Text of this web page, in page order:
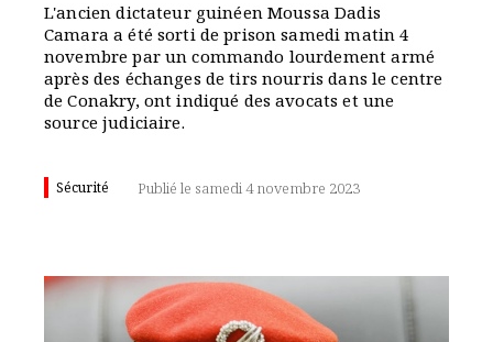
L'ancien dictateur guinéen Moussa Dadis
Camara a été sorti de prison samedi matin 4
novembre par un commando lourdement armé
après des échanges de tirs nourris dans le centre
de Conakry, ont indiqué des avocats et une
source judiciaire.
Sécurité Publié le samedi 4 novembre 2023